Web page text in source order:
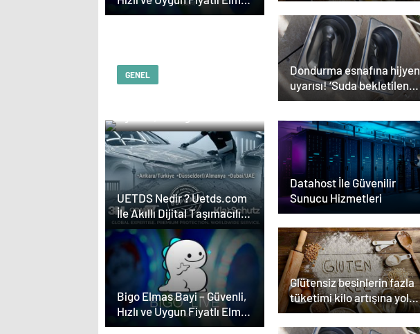
Satın Almanın Yeni Adresi
Dondurma esnafına hijyen
uyarısı! ‘Suda bekletilen
kaşık çapraz bulaşmaya
GENEL
Ajansı, SEO Ajansı ve
Web Tasarım Ajansı
UETDS Nedir ? Uetds.com
İle Akıllı Dijital Taşımacılık
Yazılımı
Bigo Elmas Bayi – Güvenli,
Hızlı ve Uygun Fiyatlı Elmas
Satın Almanın Yeni Adresi
Datahost İle Güvenilir
Sunucu Hizmetleri
Glütensiz besinlerin fazla
tüketimi kilo artışına yol
açabilir